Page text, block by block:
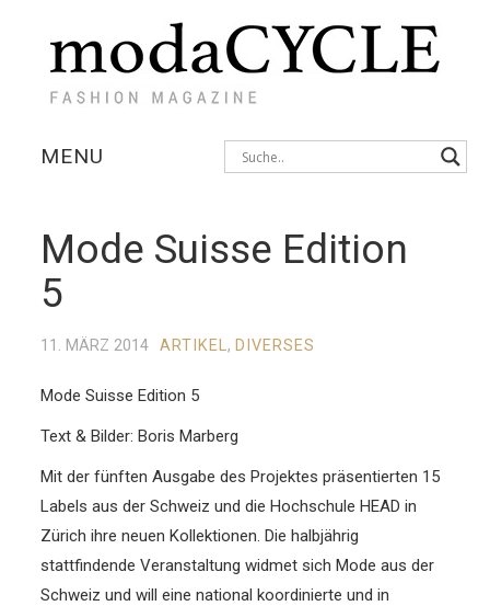
MENU
AUSSTELLUNGEN
Mode Suisse Edition
5
11. MÄRZ 2014 ARTIKEL, DIVERSES
Mode Suisse Edition 5
Text & Bilder: Boris Marberg
Mit der fünften Ausgabe des Projektes präsentierten 15
Labels aus der Schweiz und die Hochschule HEAD in
Zürich ihre neuen Kollektionen. Die halbjährig
stattfindende Veranstaltung widmet sich Mode aus der
Schweiz und will eine national koordinierte und in